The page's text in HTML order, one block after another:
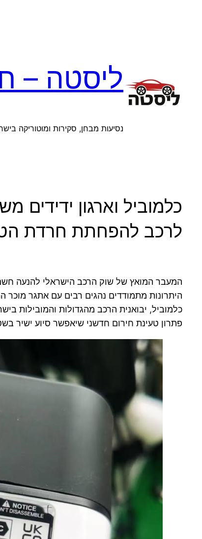
ליסטה –
נסיעות מבחן, סקירות ומוטוריקה
כלמוביל וארגון
לרכב להפחתת חרדת
המעבר המואץ של שוק הרכב הישראלי להנעה
היתרונות מתמודדים נהגים רבים עם אתגר
כלמוביל, יבואנית הרכב מהגדולות והמובילות
פתרון טעינת חירום חדשני שיאפשר סיוע ישיר